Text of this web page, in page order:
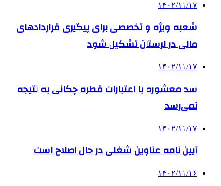
۱۴۰۲/۱۱/۱۷
شعبه ویژه و تخصصی برای پیگیری قراردادهای
مالی در لرستان تشکیل شود
۱۴۰۲/۱۱/۱۷
سد معشوره ‌با اعتبارات قطره چکانی به نتیجه
نمی‌رسد
۱۴۰۲/۱۱/۱۷
آیین نامه عناوین شغلی در حال اصلاح است
۱۴۰۲/۱۱/۱۶